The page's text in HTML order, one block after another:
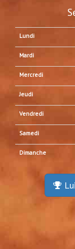
Lundi
Mardi
Mercredi
Jeudi
Vendredi
Samedi
Dimanche